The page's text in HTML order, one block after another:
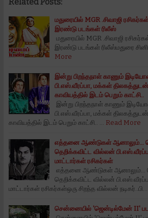
மதுரையில் MGR .சிவாஜி
இரண்டு படங்கள் ரிலீஸ்
மதுரையில் MGR .சிவாஜி
இரண்டு படங்கள் ரிலீஸ்மதுரை
More
இன்று பிற‌ந்த‌நாள் காணும்
பி.எஸ்.வீர‌ப்பா, மக்கள்
காவிய‌த்தில் இட‌ம் பெறும் காட்சி..
இன்று பிற‌ந்த‌நாள் காணும்
பி.எஸ்.வீர‌ப்பா, மக்கள்
காவிய‌த்தில் இட‌ம் பெறும் காட்சி.. …
Read More
எத்தனை ஆண்டுகள் ஆனாலும்...
தெறிக்கவிட்ட வில்லன்
மாட்டார்கள் ரசிகர்கள்
எத்தனை ஆண்டுகள் ஆனாலும்...
தெறிக்கவிட்ட வில்லன்
மாட்டார்கள் ரசிகர்கள்ஒரு சிறந்த வில்லன் நடிகர்..பி…
சென்னையில் 'ஜென்டில்மேன் II'